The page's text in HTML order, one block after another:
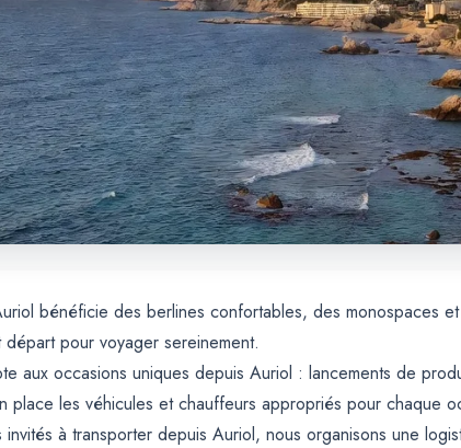
bénéficie des berlines confortables, des monospaces
pour voyager sereinement.
aux occasions uniques depuis Auriol : lancements de
place les véhicules et chauffeurs appropriés pour chaque
à transporter depuis Auriol, nous organisons une